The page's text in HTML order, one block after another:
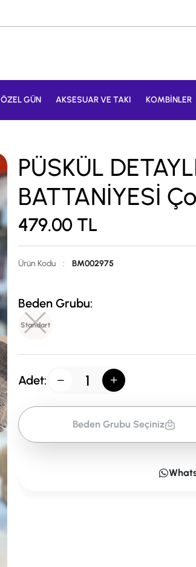
ÖZEL GÜN AKSESUAR VE TAKI KOMBİNLER
PÜSKÜL
BATTANİYESİ
479.00 TL
Ürün Kodu : BM002975
Beden Grubu:
Standart
Adet:
Beden Grubu Seçiniz